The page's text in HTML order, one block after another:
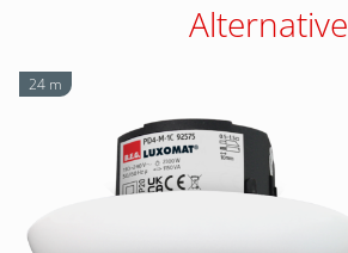
Alternative
24 m